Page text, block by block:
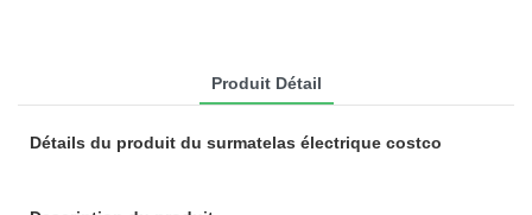
Produit Détail
Détails du produit du surmatelas électrique costco